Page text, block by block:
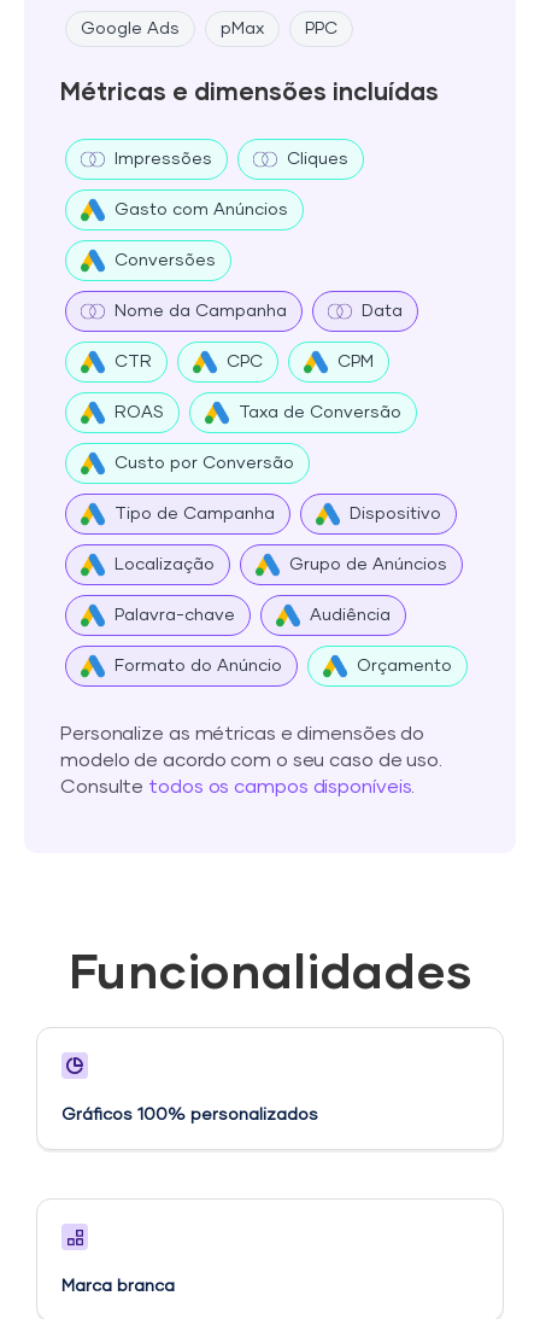
Google Ads pMax PPC
Métricas e dimensões incluídas
Impressões Cliques
Gasto com Anúncios
Conversões
Nome da Campanha Data
CTR CPC CPM
ROAS Taxa de Conversão
Custo por Conversão
Tipo de Campanha Dispositivo
Localização Grupo de Anúncios
Palavra-chave Audiência
Formato do Anúncio Orçamento
Personalize as métricas e dimensões do
modelo de acordo com o seu caso de uso.
Consulte todos os campos disponíveis
Funcionalidades
Gráficos 100% personalizados
Marca branca